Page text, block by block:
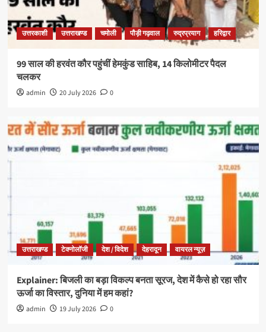
उत्तरकाशी उत्तराखण्ड चमोली पौड़ी गढ़वाल रुद्रप्रयाग हरिद्वार
99 साल की हरवंत कौर पहुंचीं हेमकुंड साहिब, 14 किलोमीटर पैदल
चलकर
admin 20 July 2026 0
उत्तराखण्ड टेक्नोलॉजी देश / विदेश देहरादून वायरल न्यूज़
Explainer: बिजली का बड़ा विकल्प बनता सूरज, देश में कैसे हो रहा सौर
ऊर्जा का विस्तार, दुनिया में हम कहां?
admin 19 July 2026 0